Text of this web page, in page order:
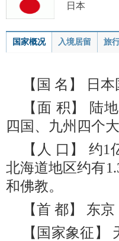
日本
国家概况 入境居留 旅
【国 名】 日本
【面 积】 陆
四国、九州四个
【人 口】 约
北海道地区约有
和佛教。
【首 都】 东
【国家象征】